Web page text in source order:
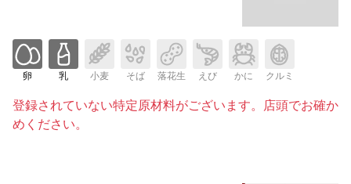
卵 乳 小麦 そば 落花生 えび かに クルミ
登録されていない特定原材料がございます。店頭でお確か
めください。